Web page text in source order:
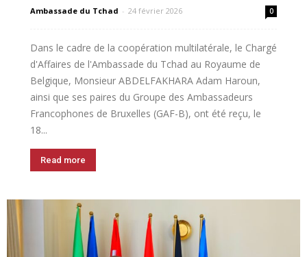
Ambassade du Tchad - 24 février 2026 0
Dans le cadre de la coopération multilatérale, le Chargé
d'Affaires de l'Ambassade du Tchad au Royaume de
Belgique, Monsieur ABDELFAKHARA Adam Haroun,
ainsi que ses paires du Groupe des Ambassadeurs
Francophones de Bruxelles (GAF-B), ont été reçu, le
18...
Read more